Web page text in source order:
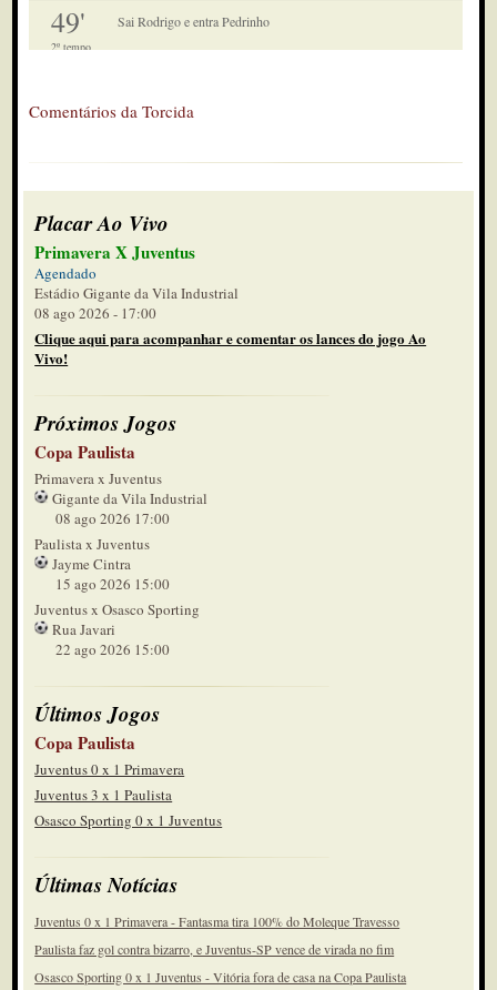
49'
2º tempo
Sai Rodrigo e entra Pedrinho
2º tempo
2º tempo
Juventus vai segurando. Até o
46'
2º tempo
Escanteio Juventus
45'
2º tempo
Betinho apareceu cara a cara com o
atacante. Pra fora
45'
2º tempo
É demorado o atendimento, está
saindo de campo
43'
2º tempo
Agora paralisação para atendimento a
jogador deles.
41' Atendimento a jogador nosso
37'
eles
35'
2º tempo
Sai Magrão, entra Betinho
34'
33'
Rodrigo tomou amarelo na
32'
2º tempo
Rodrigo tirou a bola do zagueiro e
bateu o goleiro. Lindo
Comentários da Torcida
Placar Ao Vivo
Primavera X Juventus
Agendado
Estádio Gigante da Vila Industrial
08 ago 2026 - 17:00
Clique aqui para acompanhar e comentar os lances do jogo Ao
Vivo!
Próximos Jogos
Copa Paulista
Primavera x Juventus
Gigante da Vila Industrial
08 ago 2026 17:00
Paulista x Juventus
Jayme Cintra
15 ago 2026 15:00
Juventus x Osasco Sporting
Rua Javari
22 ago 2026 15:00
Últimos Jogos
Copa Paulista
Juventus 0 x 1 Primavera
Juventus 3 x 1 Paulista
Osasco Sporting 0 x 1 Juventus
Últimas Notícias
Juventus 0 x 1 Primavera - Fantasma tira 100% do Moleque Travesso
Paulista faz gol contra bizarro, e Juventus-SP vence de virada no fim
Osasco Sporting 0 x 1 Juventus - Vitória fora de casa na Copa Paulista